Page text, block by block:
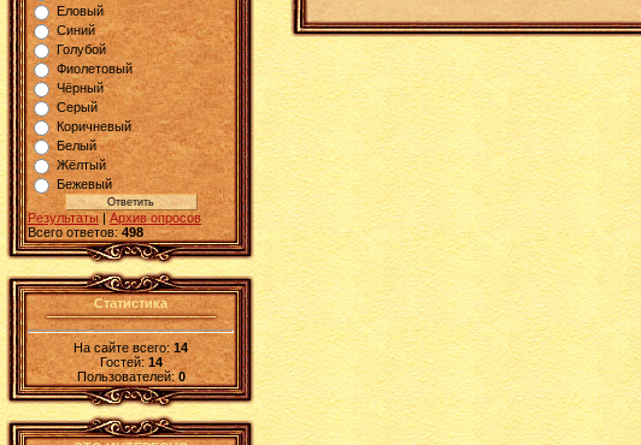
Еловый
Синий
Голубой
Фиолетовый
Чёрный
Серый
Коричневый
Белый
Жёлтый
Бежевый
Результаты | Архив опросов
Всего ответов: 498
Статистика
На сайте всего:14
Гостей: 14
Пользователей: 0